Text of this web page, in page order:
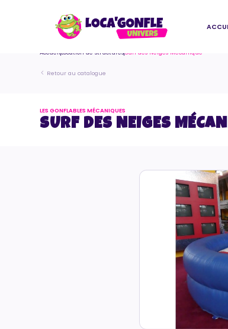
AccueilLocation de structuresSurf des Neiges Mécanique
Retour au catalogue
LES GONFLABLES MÉCANIQUES
SURF DES NEIGES